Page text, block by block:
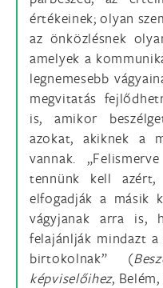
értékeinek; olyan
az önközlésnek
amelyek a
legnemesebb
megvitatás
is, amikor
azokat, akiknek a
vannak.
tennünk kell
elfogadják a másik
vágyjanak arra is,
felajánlják mindazt
birtokolnak” (
képviselőihez,